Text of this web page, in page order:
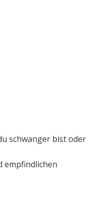
schwanger bist oder
empfindlichen